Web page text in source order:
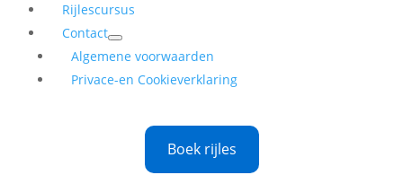
Rijlescursus
Contact
Algemene voorwaarden
Privace-en Cookieverklaring
Boek rijles